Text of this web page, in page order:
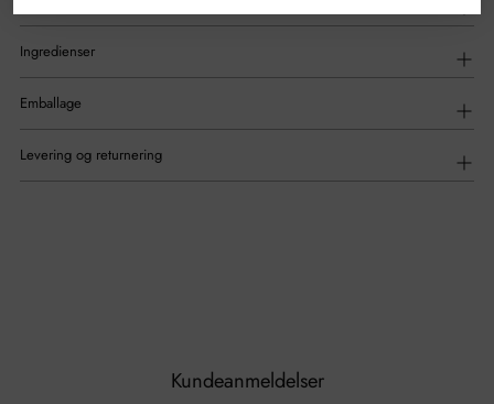
Ingredienser
Emballage
Levering og returnering
Kundeanmeldelser